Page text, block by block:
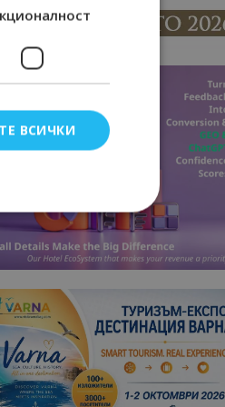
ВСИЧКИ
влизане и
съгласието
на сайта.